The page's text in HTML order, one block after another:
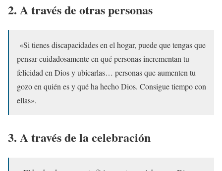
2. A través de otras personas
«Si tienes discapacidades en el hogar, puede que tengas que
pensar cuidadosamente en qué personas incrementan tu
felicidad en Dios y ubicarlas… personas que aumenten tu
gozo en quién es y qué ha hecho Dios. Consigue tiempo con
ellas».
3. A través de la celebración